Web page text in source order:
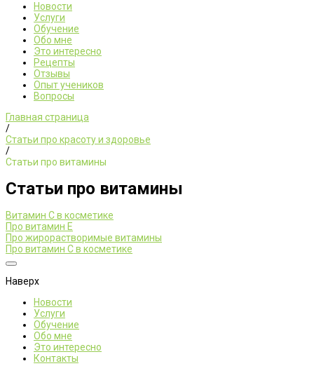
Новости
Услуги
Обучение
Обо мне
Это интересно
Рецепты
Отзывы
Опыт учеников
Вопросы
Главная страница
/
Статьи про красоту и здоровье
/
Статьи про витамины
Статьи про витамины
Витамин С в косметике
Про витамин Е
Про жирорастворимые витамины
Про витамин С в косметике
Наверх
Новости
Услуги
Обучение
Обо мне
Это интересно
Контакты